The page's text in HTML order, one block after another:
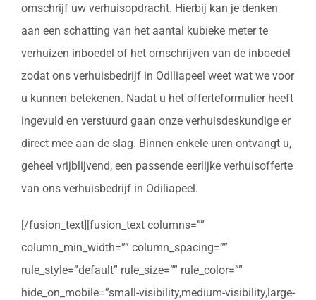
omschrijf uw verhuisopdracht. Hierbij kan je denken
aan een schatting van het aantal kubieke meter te
verhuizen inboedel of het omschrijven van de inboedel
zodat ons verhuisbedrijf in Odiliapeel weet wat we voor
u kunnen betekenen. Nadat u het offerteformulier heeft
ingevuld en verstuurd gaan onze verhuisdeskundige er
direct mee aan de slag. Binnen enkele uren ontvangt u,
geheel vrijblijvend, een passende eerlijke verhuisofferte
van ons verhuisbedrijf in Odiliapeel.
[/fusion_text][fusion_text columns=””
column_min_width=”” column_spacing=””
rule_style=”default” rule_size=”” rule_color=””
hide_on_mobile=”small-visibility,medium-visibility,large-